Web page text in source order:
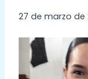
27 de marzo de